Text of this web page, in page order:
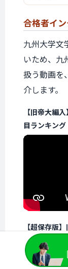
合格者イ
九州大学文
いため、九
扱う動画を
介します。
【旧帝大編
目ランキング
【超保存版
攻・倍率ま